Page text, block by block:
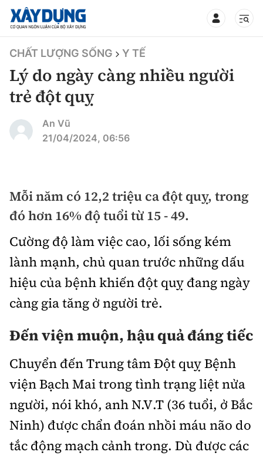
TIN BỘ XÂY DỰNG
CHUYÊN MỤC
Thời sự
Chính trị
Xã hội
Chuyện dọc đường
Cải chính
Xây dựng
Chỉ đạo điều hành
Quy hoạch kiến trúc
Vật liệu xây dựng
Giám định chất lượng
Quản lý đô thị
Giao thông
Quản lý
Đường bộ
Hàng không
Đường sắt
Đăng kiểm
Đường sắt tốc độ cao
Kinh tế
Chứng khoán
Bảo hiểm
Doanh nghiệp
Pháp luật
An ninh hình sự
Điều tra
Pháp đình
An toàn giao thông
Giao thông 24h
ATGT địa phương
Văn hóa giao thông
Chất lượng sống
Giáo dục
Y tế
Văn hóa - Giải Trí
Văn hóa
CHẤT LƯỢNG SỐNG Y TẾ
Lý do ngày càng nhiều người
trẻ đột quỵ
An Vũ
21/04/2024, 06:56
Mỗi năm có 12,2 triệu ca đột quỵ, trong
đó hơn 16% độ tuổi từ 15 - 49.
Cường độ làm việc cao, lối sống kém
lành mạnh, chủ quan trước những dấu
hiệu của bệnh khiến đột quỵ đang ngày
càng gia tăng ở người trẻ.
Đến viện muộn, hậu quả đáng tiếc
Chuyển đến Trung tâm Đột quỵ Bệnh
viện Bạch Mai trong tình trạng liệt nửa
người, nói khó, anh N.V.T (36 tuổi, ở Bắc
Ninh) được chẩn đoán nhồi máu não do
tắc động mạch cảnh trong. Dù được các